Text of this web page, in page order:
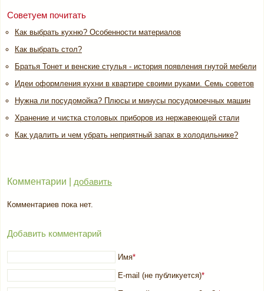
Советуем почитать
Как выбрать кухню? Особенности материалов
Как выбрать стол?
Братья Тонет и венские стулья - история появления гнутой мебели
Идеи оформления кухни в квартире своими руками. Семь советов
Нужна ли посудомойка? Плюсы и минусы посудомоечных машин
Хранение и чистка столовых приборов из нержавеющей стали
Как удалить и чем убрать неприятный запах в холодильнике?
Комментарии | добавить
Комментариев пока нет.
Добавить комментарий
Имя*
E-mail (не публикуется)*